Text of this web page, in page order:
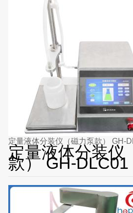
定量液体分装仪（磁
定量液体分装仪
款） GH-DLC01